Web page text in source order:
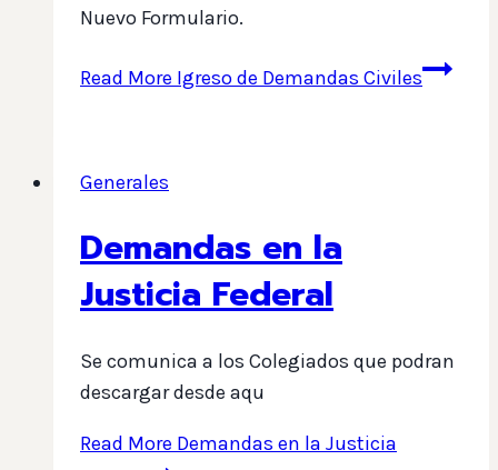
Nuevo Formulario.
Read More Igreso de Demandas Civiles
Generales
Demandas en la
Justicia Federal
Se comunica a los Colegiados que podran
descargar desde aqu
Read More Demandas en la Justicia